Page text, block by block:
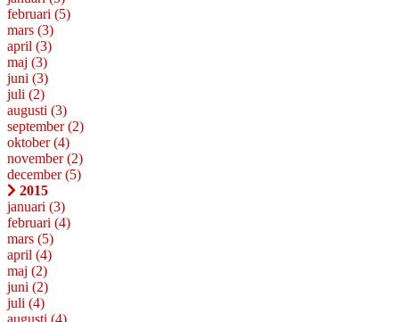
februari (5)
mars (3)
april (3)
maj (3)
juni (3)
juli (2)
augusti (3)
september(2)
oktober(4)
november(2)
december(5)
2015
januari (3)
februari (4)
mars (5)
april (4)
maj (2)
juni (2)
juli (4)
augusti (4)